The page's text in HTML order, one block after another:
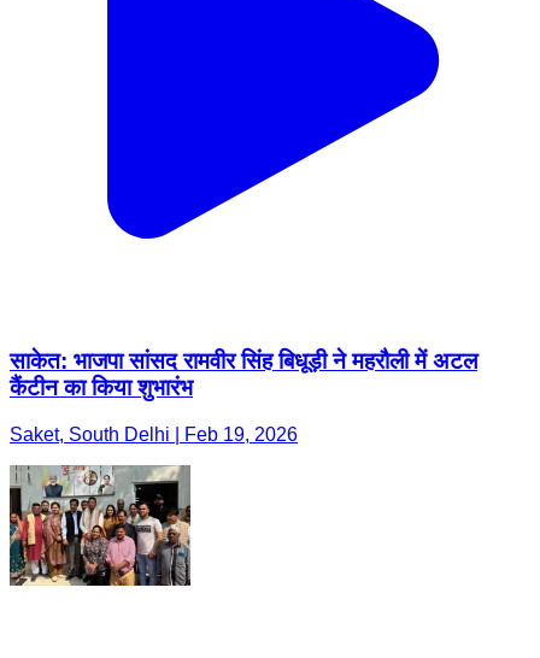
साकेत: भाजपा सांसद रामवीर सिंह बिधूड़ी ने महरौली में अटल
कैंटीन का किया शुभारंभ
Saket, South Delhi | Feb 19, 2026